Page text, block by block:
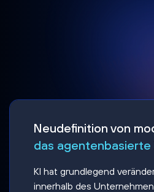
Neudefinition von
das
KI hat grundlegend
innerhalb des